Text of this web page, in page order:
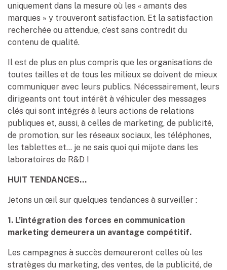
uniquement dans la mesure où les « amants des
marques » y trouveront satisfaction. Et la satisfaction
recherchée ou attendue, c’est sans contredit du
contenu de qualité.
Il est de plus en plus compris que les organisations de
toutes tailles et de tous les milieux se doivent de mieux
communiquer avec leurs publics. Nécessairement, leurs
dirigeants ont tout intérêt à véhiculer des messages
clés qui sont intégrés à leurs actions de relations
publiques et, aussi, à celles de marketing, de publicité,
de promotion, sur les réseaux sociaux, les téléphones,
les tablettes et… je ne sais quoi qui mijote dans les
laboratoires de R&D !
HUIT TENDANCES…
Jetons un œil sur quelques tendances à surveiller :
1. L’intégration des forces en communication
marketing demeurera un avantage compétitif.
Les campagnes à succès demeureront celles où les
stratèges du marketing, des ventes, de la publicité, de